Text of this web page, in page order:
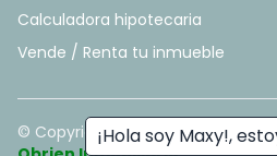
¡Hola soy Maxy!,
Calculadora hipotecaria
Vende / Renta tu inmueble
© Copyright2026. All rights